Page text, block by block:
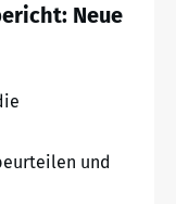
Neue
und